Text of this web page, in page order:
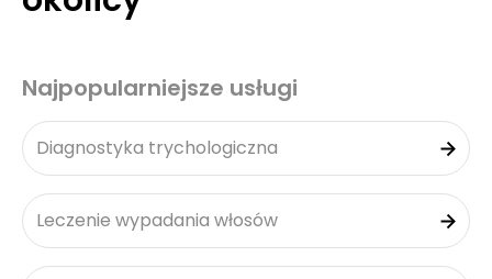
Najpopularniejsze usługi
Diagnostyka trychologiczna
Leczenie wypadania włosów